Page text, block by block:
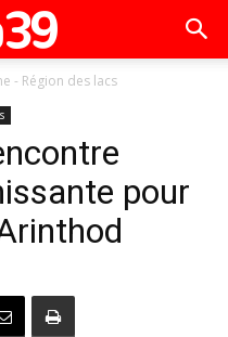
- Région des lacs
pour